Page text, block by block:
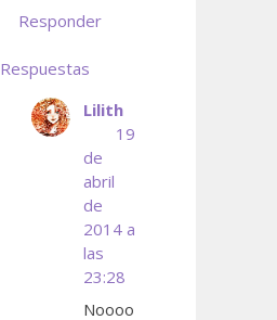
Responder
Respuestas
Lilith
19
de
abril
de
2014 a
las
23:28
Noooo